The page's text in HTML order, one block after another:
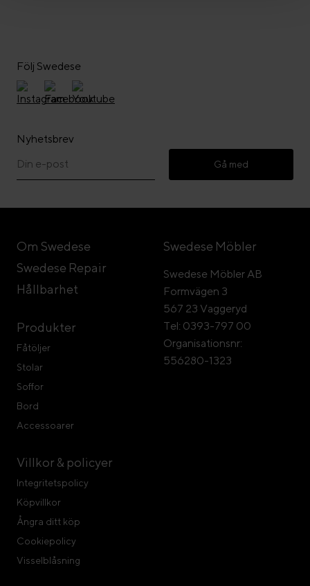
Följ Swedese
Nyhetsbrev
Gå med
Om Swedese
Swedese Repair
Hållbarhet
Produkter
Fåtöljer
Stolar
Soffor
Bord
Accessoarer
Villkor & policyer
Integritetspolicy
Köpvillkor
Ångra ditt köp
Cookiepolicy
Visselblåsning
Swedese Möbler
Swedese Möbler AB
Formvägen 3
567 23 Vaggeryd
Tel: 0393-797 00
Organisationsnr:
556280-1323